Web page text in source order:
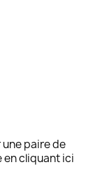
paire de
cliquant ici